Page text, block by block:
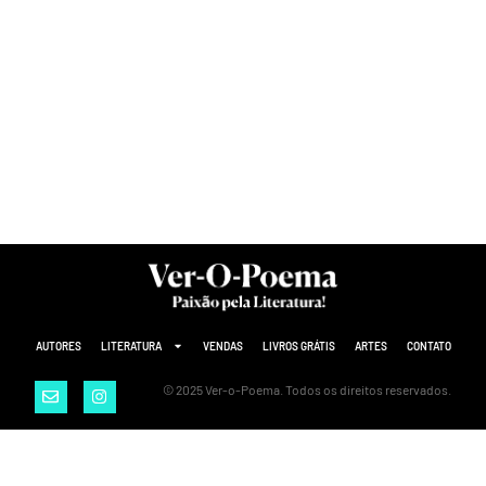
AUTORES LITERATURA VENDAS LIVROS GRÁTIS ARTES CONTATO
© 2025 Ver-o-Poema. Todos os direitos reservados.